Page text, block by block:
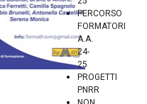
PERCORSO
FORMATORI
A.A.
24-
25
PROGETTI
PNRR